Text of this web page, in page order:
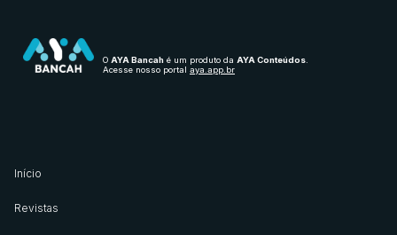
O AYA Bancah é um produto da AYA Conteúdos.
Acesse nosso portal aya.app.br
Início
Revistas